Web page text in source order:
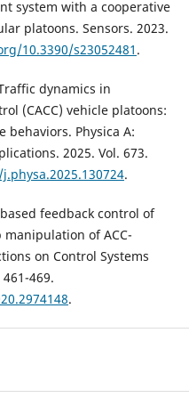
system with a cooperative
platoons. Sensors. 2023.
10.3390/s23052481 .
dynamics in
(CACC) vehicle platoons:
behaviors. Physica A:
2025. Vol. 673.
.
feedback control of
of ACC-
on Control Systems
469.
.